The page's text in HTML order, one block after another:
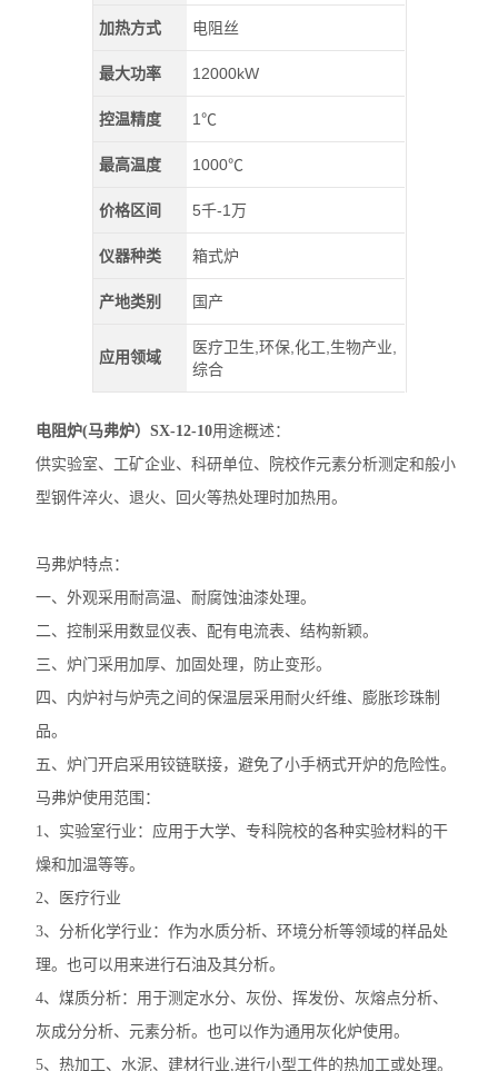
加热方式 电阻丝
最大功率 12000kW
控温精度 1℃
最高温度 1000℃
价格区间 5千-1万
仪器种类 箱式炉
产地类别 国产
应用领域
医疗卫生,环保,化工,生物产业,
综合
电阻炉(马弗炉）SX-12-10用途概述：
供实验室、工矿企业、科研单位、院校作元素分析测定和般小
型钢件淬火、退火、回火等热处理时加热用。
马弗炉特点：
一、外观采用耐高温、耐腐蚀油漆处理。
二、控制采用数显仪表、配有电流表、结构新颖。
三、炉门采用加厚、加固处理，防止变形。
四、内炉衬与炉壳之间的保温层采用耐火纤维、膨胀珍珠制
品。
五、炉门开启采用铰链联接，避免了小手柄式开炉的危险性。
马弗炉使用范围：
1、实验室行业：应用于大学、专科院校的各种实验材料的干
燥和加温等等。
2、医疗行业
3、分析化学行业：作为水质分析、环境分析等领域的样品处
理。也可以用来进行石油及其分析。
4、煤质分析：用于测定水分、灰份、挥发份、灰熔点分析、
灰成分分析、元素分析。也可以作为通用灰化炉使用。
5、热加工、水泥、建材行业,进行小型工件的热加工或处理。